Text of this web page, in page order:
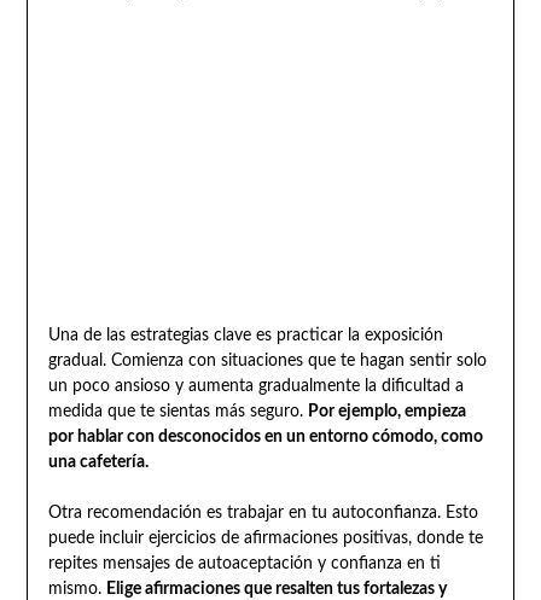
Una de las estrategias clave es practicar la exposición
gradual. Comienza con situaciones que te hagan sentir solo
un poco ansioso y aumenta gradualmente la dificultad a
medida que te sientas más seguro. Por ejemplo, empieza
por hablar con desconocidos en un entorno cómodo, como
una cafetería.
Otra recomendación es trabajar en tu autoconfianza. Esto
puede incluir ejercicios de afirmaciones positivas, donde te
repites mensajes de autoaceptación y confianza en ti
mismo. Elige afirmaciones que resalten tus fortalezas y